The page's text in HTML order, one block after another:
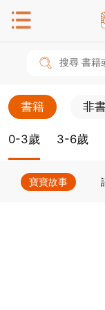
搜尋 書籍
書籍 非
0-3歲 3-6歲
寶寶故事